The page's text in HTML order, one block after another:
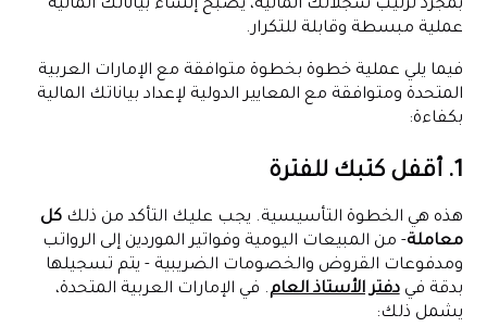
بمجرد ترتيب سجلاتك المالية، يصبح إنشاء بياناتك المالية
عملية مبسطة وقابلة للتكرار.
فيما يلي عملية خطوة بخطوة متوافقة مع الإمارات العربية
المتحدة ومتوافقة مع المعايير الدولية لإعداد بياناتك المالية
بكفاءة:
1. أقفل كتبك للفترة
هذه هي الخطوة التأسيسية. يجب عليك التأكد من ذلككل
معاملة- من المبيعات اليومية وفواتير الموردين إلى الرواتب
ومدفوعات القروض والخصومات الضريبية - يتم تسجيلها
بدقة فيدفتر الأستاذ العام. في الإمارات العربية المتحدة،
يشمل ذلك: